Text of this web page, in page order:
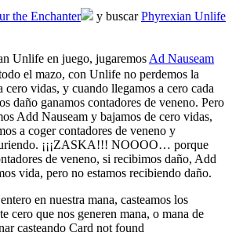
the Enchanter y buscarPhyrexian Unlife
Unlife en juego, jugaremos Ad Nauseam
el mazo, con Unlife no perdemos la
cero vidas, y cuando llegamos a cero cada
daño ganamos contadores de veneno. Pero
Add Nauseam y bajamos de cero vidas,
a coger contadores de veneno y
¡¡¡ZASKA!!! NOOOO… porque
de veneno, si recibimos daño, Add
vida, pero no estamos recibiendo daño.
en nuestra mana, casteamos los
cero que nos generen mana, o mana de
casteando Card not found